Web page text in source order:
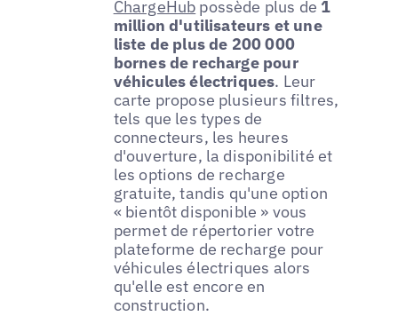
ChargeHub possède plus de 1
million d'utilisateurs et une
liste de plus de 200 000
bornes de recharge pour
véhicules électriques. Leur
carte propose plusieurs filtres,
tels que les types de
connecteurs, les heures
d'ouverture, la disponibilité et
les options de recharge
gratuite, tandis qu'une option
« bientôt disponible » vous
permet de répertorier votre
plateforme de recharge pour
véhicules électriques alors
qu'elle est encore en
construction.